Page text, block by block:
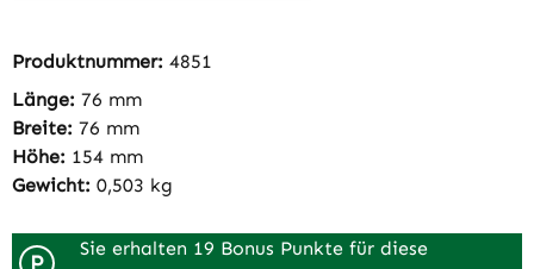
Produktnummer: 4851
Länge: 76 mm
Breite: 76 mm
Höhe: 154 mm
Gewicht: 0,503 kg
P
Sie erhalten 19 Bonus Punkte für diese